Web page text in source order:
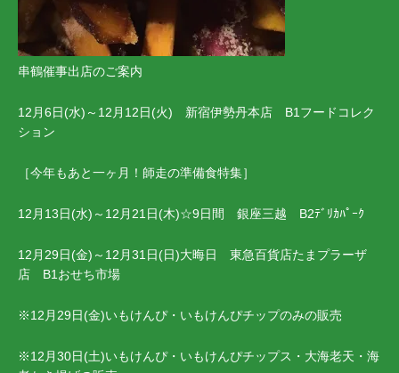
串鶴催事出店のご案内
12月6日(水)～12月12日(火) 新宿伊勢丹本店 B1フードコレク
ション
［今年もあと一ヶ月！師走の準備食特集］
12月13日(水)～12月21日(木)☆9日間 銀座三越 B2ﾃﾞﾘｶﾊﾟｰｸ
12月29日(金)～12月31日(日)大晦日 東急百貨店たまプラーザ
店 B1おせち市場
※12月29日(金)いもけんぴ・いもけんぴチップのみの販売
※12月30日(土)いもけんぴ・いもけんぴチップス・大海老天・海